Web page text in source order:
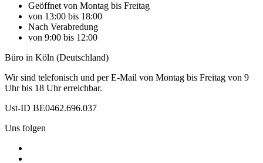
Geöffnet von Montag bis Freitag
von 13:00 bis 18:00
Nach Verabredung
von 9:00 bis 12:00
Büro in Köln (Deutschland)
Wir sind telefonisch und per E-Mail von Montag bis Freitag von 9
Uhr bis 18 Uhr erreichbar.
Ust-ID BE0462.696.037
Uns folgen